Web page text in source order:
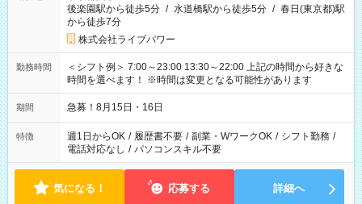
後楽園駅から徒歩5分 / 水道橋駅から徒歩5分 / 春日(東京都)駅
から徒歩7分
株式会社ライブパワー
勤務時間
＜シフト例＞ 7:00～23:00 13:30～22:00 上記の時間から好きな
時間を選べます！ ※時間は変更となる可能性があります
期間 急募！8月15日・16日
特徴 週1日からOK / 履歴書不要 / 副業・WワークOK / シフト勤務 /
電話対応なし / パソコンスキル不要
気になる！ 応募する 詳細へ